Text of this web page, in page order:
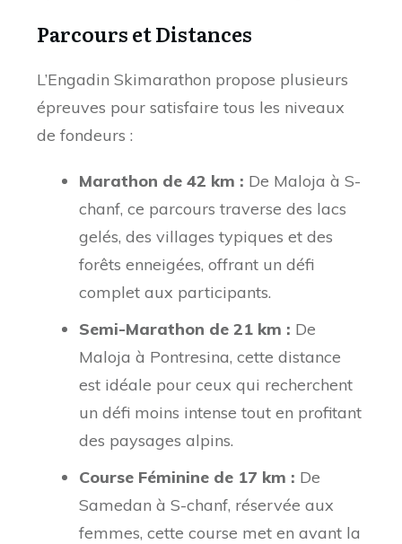
Parcours et Distances
L’Engadin Skimarathon propose plusieurs
épreuves pour satisfaire tous les niveaux
de fondeurs :
Marathon de 42 km : De Maloja à S-
chanf, ce parcours traverse des lacs
gelés, des villages typiques et des
forêts enneigées, offrant un défi
complet aux participants.
Semi-Marathon de 21 km : De
Maloja à Pontresina, cette distance
est idéale pour ceux qui recherchent
un défi moins intense tout en profitant
des paysages alpins.
Course Féminine de 17 km : De
Samedan à S-chanf, réservée aux
femmes, cette course met en avant la